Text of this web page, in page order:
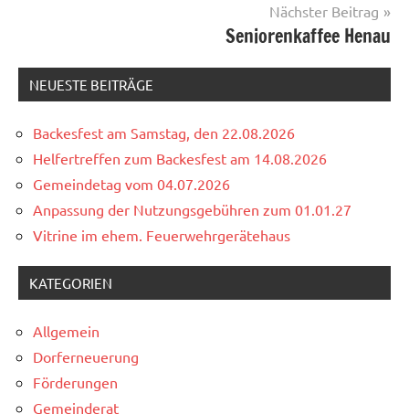
Nächster Beitrag
Seniorenkaffee Henau
NEUESTE BEITRÄGE
Backesfest am Samstag, den 22.08.2026
Helfertreffen zum Backesfest am 14.08.2026
Gemeindetag vom 04.07.2026
Anpassung der Nutzungsgebühren zum 01.01.27
Vitrine im ehem. Feuerwehrgerätehaus
KATEGORIEN
Allgemein
Dorferneuerung
Förderungen
Gemeinderat